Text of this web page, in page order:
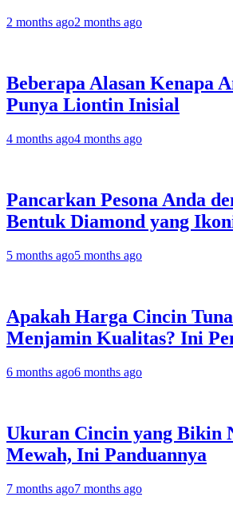
2 months ago2 months ago
Beberapa Alasan Kenapa
Punya Liontin Inisial
4 months ago4 months ago
Pancarkan Pesona Anda
Bentuk Diamond yang
5 months ago5 months ago
Apakah Harga Cincin
Menjamin Kualitas? Ini
6 months ago6 months ago
Ukuran Cincin yang Bikin
Mewah, Ini Panduannya
7 months ago7 months ago